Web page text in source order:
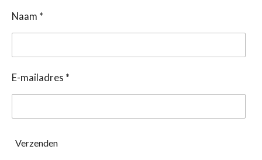
Naam *
E-mailadres *
Verzenden